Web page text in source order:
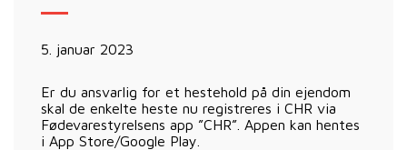
5. januar 2023
Er du ansvarlig for et hestehold på din ejendom
skal de enkelte heste nu registreres i CHR via
Fødevarestyrelsens app ”CHR”. Appen kan hentes
i App Store/Google Play.